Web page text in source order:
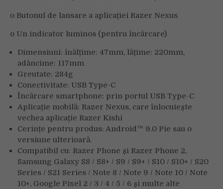
o Butonul de lansare a aplicației Razer Nexus
o Un indicator luminos (pentru încărcare)
Dimensiuni: înălțime: 47mm, lățime: 220mm,
adâncime: 117mm
Greutate: 284g
Conectivitate: USB Type-C
Încărcare smartphone: prin portul USB Type-C
Aplicație mobilă: Razer Nexus, care înlocuiește
vechea aplicație Razer Kishi
Cerințe pentru produs: Android™ 9.0 Pie sau o
versiune ulterioară.
Compatibil cu: Razer Phone și Razer Phone 2,
Samsung Galaxy S8 / S8+ / S9 / S9+ / S10 / S10+ / S20
Series / S21 Series / Note 8 / Note 9 / Note 10 / Note
10+, Google Pixel 2 / 3 / 4 / 5 / 6 și multe alte